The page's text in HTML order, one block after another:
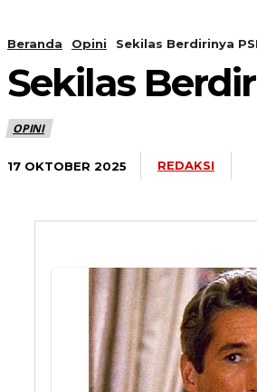
Beranda Opini Sekilas Berdirinya
Sekilas
OPINI
17 OKTOBER 2025 REDAKSI